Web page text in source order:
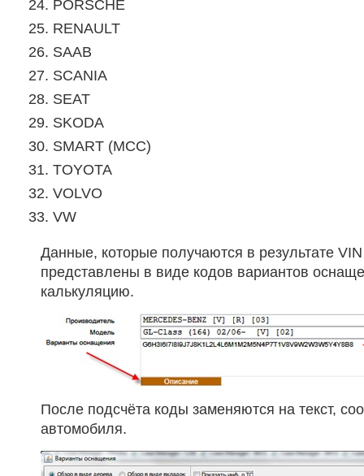
PORSCHE
RENAULT
SAAB
SCANIA
SEAT
SKODA
SMART (MCC)
TOYOTA
VOLVO
VW
Данные, которые получаются в результате
представлены в виде кодов вариантов
калькуляцию.
После подсчёта коды заменяются на текст,
автомобиля.